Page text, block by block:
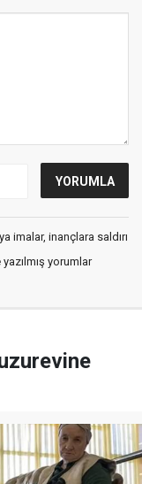
imalar, inançlara saldırı
yorumlar